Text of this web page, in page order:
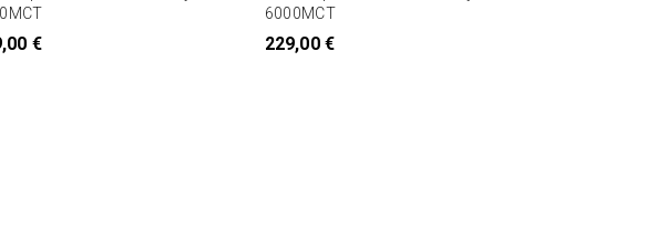
€
6000MCT
229,00 €